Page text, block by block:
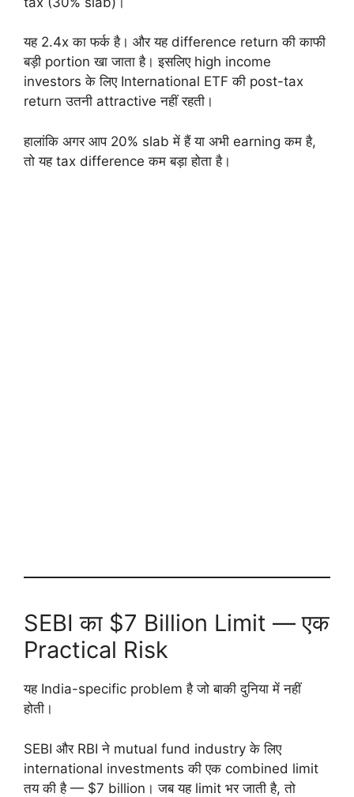
यह 2.4x का फर्क है। और यह difference return की काफी
बड़ी portion खा जाता है। इसलिए high income
investors के लिए International ETF की post-tax
return उतनी attractive नहीं रहती।
हालांकि अगर आप 20% slab में हैं या अभी earning कम है,
तो यह tax difference कम बड़ा होता है।
SEBI का $7 Billion Limit — एक
Practical Risk
यह India-specific problem है जो बाकी दुनिया में नहीं
होती।
SEBI और RBI ने mutual fund industry के लिए
international investments की एक combined limit
तय की है — $7 billion। जब यह limit भर जाती है, तो